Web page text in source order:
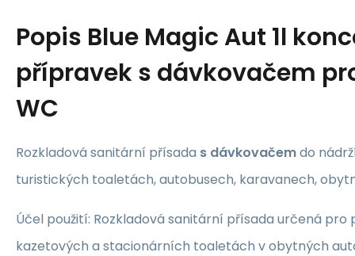
Popis Blue Magic Aut 1l
přípravek s dávkovačem
WC
Rozkladová sanitární přísada s dávkovačemdo
turistických toaletách, autobusech, karavanech,
Účel použití: Rozkladová sanitární přísada určená pro
kazetových a stacionárních toaletách v obytných